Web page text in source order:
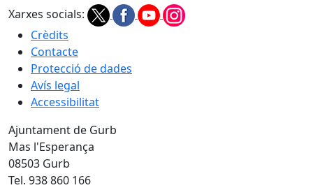
Xarxes socials:
Crèdits
Contacte
Protecció de dades
Avís legal
Accessibilitat
Ajuntament de Gurb
Mas l'Esperança
08503 Gurb
Tel. 938 860 166